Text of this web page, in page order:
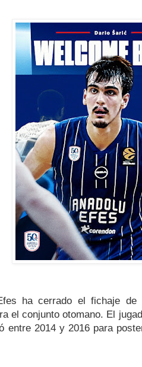
ha cerrado el fichaje de
el conjunto otomano. El
entre 2014 y 2016 para